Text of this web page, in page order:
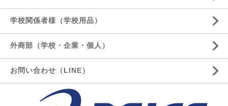
学校関係者様（学校用品）
外商部（学校・企業・個人）
お問い合わせ（LINE）